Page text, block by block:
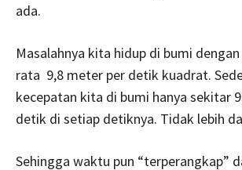
ada.
Masalahnya kita hidup di bumi
rata 9,8 meter per detik kuadrat.
kecepatan kita di bumi hanya sekitar
detik di setiap detiknya. Tidak lebih
Sehingga waktu pun “terperangkap”